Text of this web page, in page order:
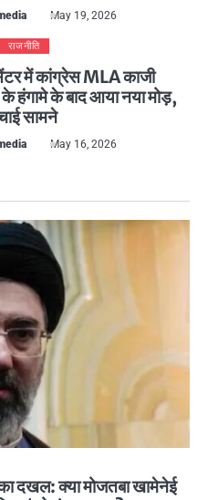
May 19, 2026
राजनीति
में कांग्रेस MLA काजी
के हंगामे के बाद आया नया मोड़,
सामने
May 16, 2026
दखल: क्या मोजतबा खामेनेई